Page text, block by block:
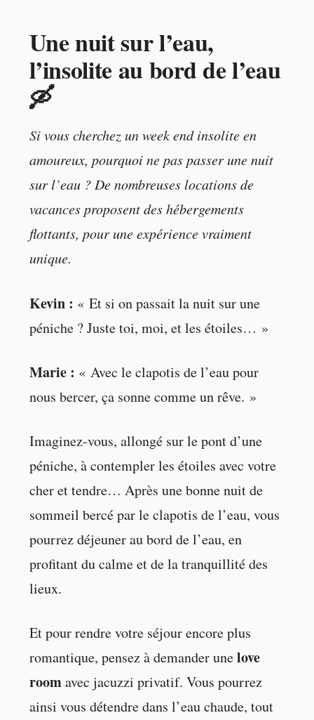
Une nuit sur l’eau,
l’insolite au bord de l’eau
🛶
Si vous cherchez un week end insolite en
amoureux, pourquoi ne pas passer une nuit
sur l’eau ? De nombreuses locations de
vacances proposent des hébergements
flottants, pour une expérience vraiment
unique.
Kevin : « Et si on passait la nuit sur une
péniche ? Juste toi, moi, et les étoiles… »
Marie : « Avec le clapotis de l’eau pour
nous bercer, ça sonne comme un rêve. »
Imaginez-vous, allongé sur le pont d’une
péniche, à contempler les étoiles avec votre
cher et tendre… Après une bonne nuit de
sommeil bercé par le clapotis de l’eau, vous
pourrez déjeuner au bord de l’eau, en
profitant du calme et de la tranquillité des
lieux.
Et pour rendre votre séjour encore plus
romantique, pensez à demander unelove
roomavec jacuzzi privatif. Vous pourrez
ainsi vous détendre dans l’eau chaude, tout